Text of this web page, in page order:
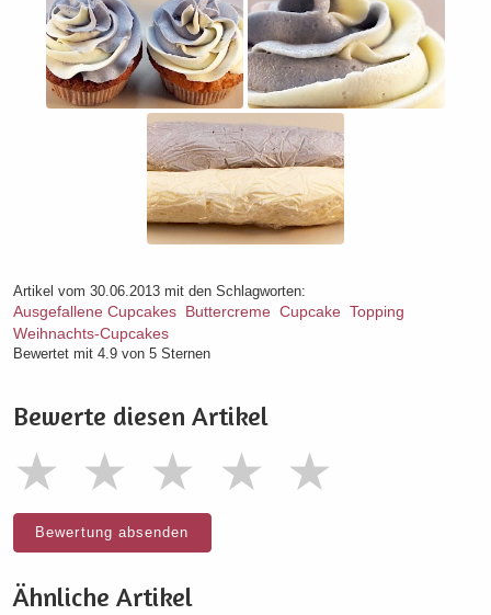
Artikel vom 30.06.2013 mit den Schlagworten:
Ausgefallene Cupcakes Buttercreme Cupcake Topping
Weihnachts-Cupcakes
Bewertet mit 4.9 von 5 Sternen
Bewerte diesen Artikel
Bewertung absenden
Ähnliche Artikel